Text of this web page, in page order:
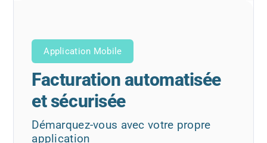
Application Mobile
Facturation automatisée
et sécurisée
Démarquez-vous avec votre propre
application